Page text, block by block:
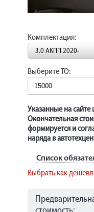
Комплектация:
3.0 АКПП 2020-
Выберите ТО:
Указанные на
Окончательная
формируется и
наряда в
Список
Выбрать как